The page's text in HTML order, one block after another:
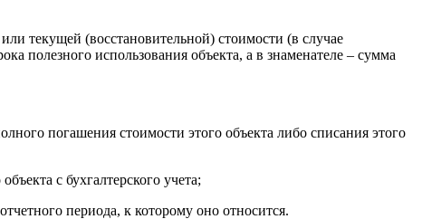
текущей (восстановительной) стоимости (в случае
полезного использования объекта, а в знаменателе – сумма
погашения стоимости этого объекта либо списания этого
с бухгалтерского учета;
периода, к которому оно относится.